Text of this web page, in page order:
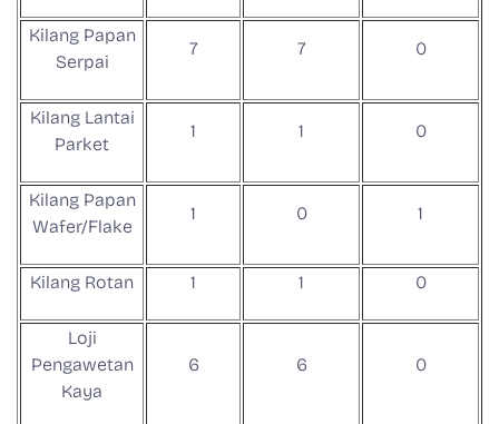
Kilang Papan
Serpai
7 7 0
Kilang Lantai
Parket
1 1 0
Kilang Papan
Wafer/Flake
1 0 1
Kilang Rotan 1 1 0
Loji
Pengawetan
Kaya
6 6 0